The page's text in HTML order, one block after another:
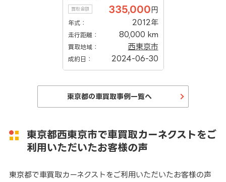
買取金額 335,000 円
年式： 2012年
走行距離： 80,000 km
買取地域： 西東京市
成約日： 2024-06-30
東京都の車買取事例一覧へ
東京都西東京市で車買取カーネクストをご
利用いただいたお客様の声
東京都で車買取カーネクストをご利用いただいたお客様の声